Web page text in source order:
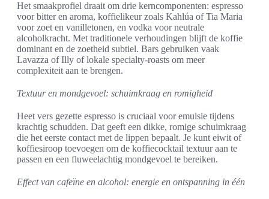
Het smaakprofiel draait om drie kerncomponenten: espresso
voor bitter en aroma, koffielikeur zoals Kahlúa of Tia Maria
voor zoet en vanilletonen, en vodka voor neutrale
alcoholkracht. Met traditionele verhoudingen blijft de koffie
dominant en de zoetheid subtiel. Bars gebruiken vaak
Lavazza of Illy of lokale specialty-roasts om meer
complexiteit aan te brengen.
Textuur en mondgevoel: schuimkraag en romigheid
Heet vers gezette espresso is cruciaal voor emulsie tijdens
krachtig schudden. Dat geeft een dikke, romige schuimkraag
die het eerste contact met de lippen bepaalt. Je kunt eiwit of
koffiesiroop toevoegen om de koffiecocktail textuur aan te
passen en een fluweelachtig mondgevoel te bereiken.
Effect van cafeïne en alcohol: energie en ontspanning in één